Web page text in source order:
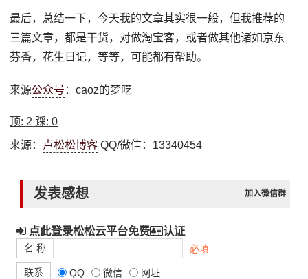
最后，总结一下，今天我的文章其实很一般，但我推荐的
三篇文章，都是干货，对做淘宝客，或者做其他诸如京东
芬香，花生日记，等等，可能都有帮助。
来源公众号 ：caoz的梦呓
顶: 2 踩:0
来源： 卢松松博客 QQ/微信：13340454
发表感想 加入微信群
点此登录松松云平台免费 认证
名 称 必填
联系 QQ 微信 网址